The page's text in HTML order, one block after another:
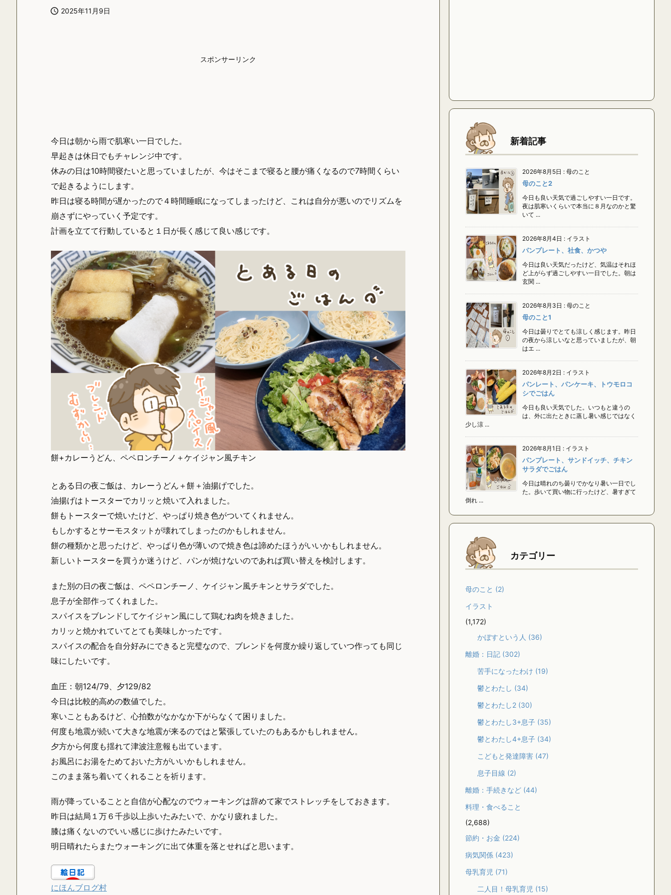
 2025年11月9日
スポンサーリンク
今日は朝から雨で肌寒い一日でした。
早起きは休日でもチャレンジ中です。
休みの日は10時間寝たいと思っていましたが、今はそこまで寝ると腰が痛くなるので7時間くらい
で起きるようにします。
昨日は寝る時間が遅かったので４時間睡眠になってしまったけど、これは自分が悪いのでリズムを
崩さずにやっていく予定です。
計画を立てて行動していると１日が長く感じて良い感じです。
餅+カレーうどん、ペペロンチーノ＋ケイジャン風チキン
とある日の夜ご飯は、カレーうどん＋餅＋油揚げでした。
油揚げはトースターでカリッと焼いて入れました。
餅もトースターで焼いたけど、やっぱり焼き色がついてくれません。
もしかするとサーモスタットが壊れてしまったのかもしれません。
餅の種類かと思ったけど、やっぱり色が薄いので焼き色は諦めたほうがいいかもしれません。
新しいトースターを買うか迷うけど、パンが焼けないのであれば買い替えを検討します。
また別の日の夜ご飯は、ペペロンチーノ、ケイジャン風チキンとサラダでした。
息子が全部作ってくれました。
スパイスをブレンドしてケイジャン風にして鶏むね肉を焼きました。
カリッと焼かれていてとても美味しかったです。
スパイスの配合を自分好みにできると完璧なので、ブレンドを何度か繰り返していつ作っても同じ
味にしたいです。
血圧：朝124/79、夕129/82
今日は比較的高めの数値でした。
寒いこともあるけど、心拍数がなかなか下がらなくて困りました。
何度も地震が続いて大きな地震が来るのではと緊張していたのもあるかもしれません。
夕方から何度も揺れて津波注意報も出ています。
お風呂にお湯をためておいた方がいいかもしれません。
このまま落ち着いてくれることを祈ります。
雨が降っていることと自信が心配なのでウォーキングは辞めて家でストレッチをしておきます。
昨日は結局１万６千歩以上歩いたみたいで、かなり疲れました。
膝は痛くないのでいい感じに歩けたみたいです。
明日晴れたらまたウォーキングに出て体重を落とせればと思います。
にほんブログ村
新着記事
2026年8月5日 : 母のこと
母のこと2
今日も良い天気で過ごしやすい一日です。
夜は肌寒いくらいで本当に８月なのかと驚
いて ...
2026年8月4日 : イラスト
パンプレート、社食、かつや
今日は良い天気だったけど、気温はそれほ
ど上がらず過ごしやすい一日でした。朝は
玄関 ...
2026年8月3日 : 母のこと
母のこと1
今日は曇りでとても涼しく感じます。昨日
の夜から涼しいなと思っていましたが、朝
はエ ...
2026年8月2日 : イラスト
パンレート、パンケーキ、トウモロコ
シでごはん
今日も良い天気でした。いつもと違うの
は、外に出たときに蒸し暑い感じではなく
少し涼 ...
2026年8月1日 : イラスト
パンプレート、サンドイッチ、チキン
サラダでごはん
今日は晴れのち曇りでかなり暑い一日でし
た。歩いて買い物に行ったけど、暑すぎて
倒れ ...
カテゴリー
母のこと (2)
イラスト
(1,172)
かぼすという人 (36)
離婚：日記 (302)
苦手になったわけ (19)
鬱とわたし (34)
鬱とわたし2 (30)
鬱とわたし3+息子 (35)
鬱とわたし4+息子 (34)
こどもと発達障害 (47)
息子目線 (2)
離婚：手続きなど (44)
料理・食べること
(2,688)
節約・お金 (224)
病気関係 (423)
母乳育児 (71)
二人目！母乳育児 (15)